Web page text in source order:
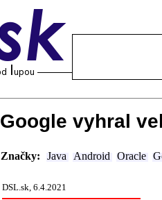
Google vyhral
Značky: Java Android Oracle
DSL.sk, 6.4.2021